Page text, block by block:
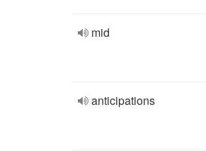
mid
anticipations